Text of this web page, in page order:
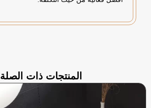
المنتجات ذات الصلة